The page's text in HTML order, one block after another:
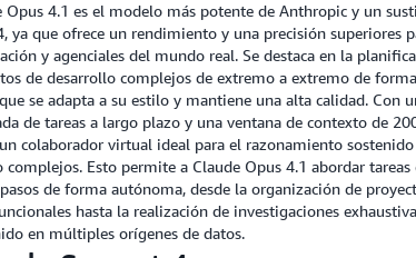
Opus 4.1 es el modelo más potente de Anthropic y un
ya que ofrece un rendimiento y una precisión superiores
y agenciales del mundo real. Se destaca en la
de desarrollo complejos de extremo a extremo de
se adapta a su estilo y mantiene una alta calidad. Con
de tareas a largo plazo y una ventana de contexto de
colaborador virtual ideal para el razonamiento
complejos. Esto permite a Claude Opus 4.1 abordar tareas
de forma autónoma, desde la organización de
hasta la realización de investigaciones
en múltiples orígenes de datos.